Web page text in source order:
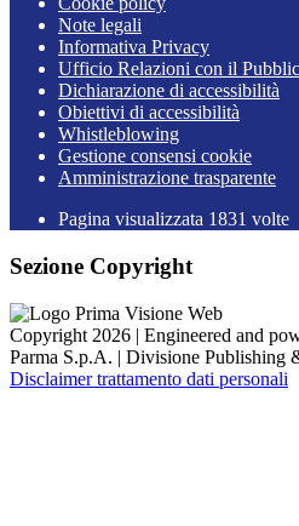
Note legali
Informativa Privacy
Ufficio Relazioni con il
Dichiarazione di accessibilità
Obiettivi di accessibilità
Whistleblowing
Gestione consensi cookie
Amministrazione trasparente
Pagina visualizzata 1831 volte
Sezione Copyright
Copyright 2026 | Engineered and
Parma S.p.A. | Divisione Publishing
Disclaimer trattamento dati personali